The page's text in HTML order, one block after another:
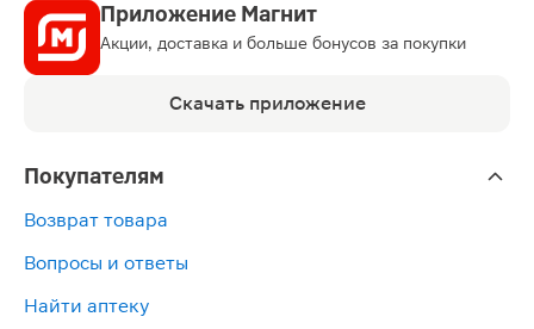
Приложение Магнит
Акции, доставка и больше бонусов за покупки
Скачать приложение
Покупателям
Возврат товара
Вопросы и ответы
Найти аптеку